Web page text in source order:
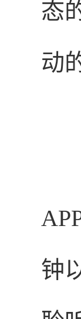
态
动
钟